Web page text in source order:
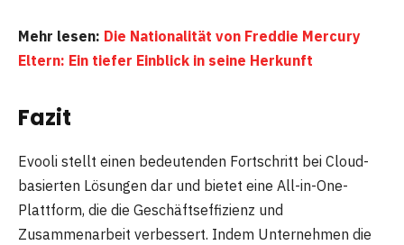
Mehr lesen: Die Nationalität von Freddie Mercury
Eltern: Ein tiefer Einblick in seine Herkunft
Fazit
Evooli stellt einen bedeutenden Fortschritt bei Cloud-
basierten Lösungen dar und bietet eine All-in-One-
Plattform, die die Geschäftseffizienz und
Zusammenarbeit verbessert. Indem Unternehmen die